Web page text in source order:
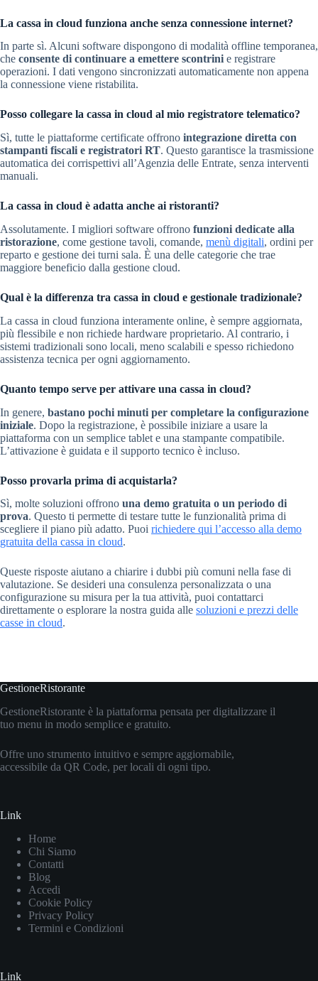
La cassa in cloud funziona anche senza connessione internet?
In parte sì. Alcuni software dispongono di modalità offline temporanea,
che consente di continuare a emettere scontrini e registrare
operazioni. I dati vengono sincronizzati automaticamente non appena
la connessione viene ristabilita.
Posso collegare la cassa in cloud al mio registratore telematico?
Sì, tutte le piattaforme certificate offrono integrazione diretta con
stampanti fiscali e registratori RT. Questo garantisce la trasmissione
automatica dei corrispettivi all’Agenzia delle Entrate, senza interventi
manuali.
La cassa in cloud è adatta anche ai ristoranti?
Assolutamente. I migliori software offrono funzioni dedicate alla
ristorazione, come gestione tavoli, comande, menù digitali, ordini per
reparto e gestione dei turni sala. È una delle categorie che trae
maggiore beneficio dalla gestione cloud.
Qual è la differenza tra cassa in cloud e gestionale tradizionale?
La cassa in cloud funziona interamente online, è sempre aggiornata,
più flessibile e non richiede hardware proprietario. Al contrario, i
sistemi tradizionali sono locali, meno scalabili e spesso richiedono
assistenza tecnica per ogni aggiornamento.
Quanto tempo serve per attivare una cassa in cloud?
In genere, bastano pochi minuti per completare la configurazione
iniziale. Dopo la registrazione, è possibile iniziare a usare la
piattaforma con un semplice tablet e una stampante compatibile.
L’attivazione è guidata e il supporto tecnico è incluso.
Posso provarla prima di acquistarla?
Sì, molte soluzioni offrono una demo gratuita o un periodo di
prova. Questo ti permette di testare tutte le funzionalità prima di
scegliere il piano più adatto. Puoi richiedere qui l’accesso alla demo
gratuita della cassa in cloud.
Queste risposte aiutano a chiarire i dubbi più comuni nella fase di
valutazione. Se desideri una consulenza personalizzata o una
configurazione su misura per la tua attività, puoi contattarci
direttamente o esplorare la nostra guida alle soluzioni e prezzi delle
casse in cloud.
GestioneRistorante
GestioneRistorante è la piattaforma pensata per digitalizzare il
tuo menu in modo semplice e gratuito.
Offre uno strumento intuitivo e sempre aggiornabile,
accessibile da QR Code, per locali di ogni tipo.
Link
Home
Chi Siamo
Contatti
Blog
Accedi
Cookie Policy
Privacy Policy
Termini e Condizioni
Link